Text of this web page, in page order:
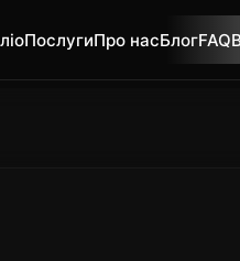
ПослугиПро насБлогFAQ